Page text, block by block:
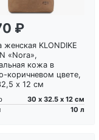
₽
женская KLONDIKE
«Nora»,
кожа в
коричневом цвете,
х 12 см
30 х 32.5 х 12 см
10 л